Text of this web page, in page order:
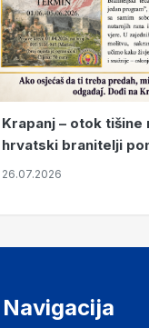
Krapanj – otok tišine
hrvatski branitelji
pronalaze mir
26.07.2026
Navigacija